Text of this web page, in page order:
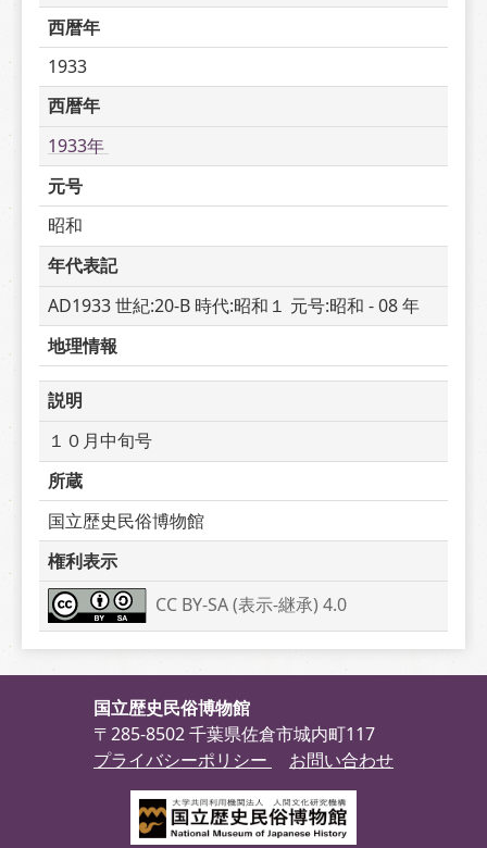
西暦年
1933
西暦年
1933年
元号
昭和
年代表記
AD1933 世紀:20-B 時代:昭和１ 元号:昭和 - 08 年
地理情報
説明
１０月中旬号
所蔵
国立歴史民俗博物館
権利表示
CC BY-SA (表示-継承) 4.0
国立歴史民俗博物館
〒285-8502 千葉県佐倉市城内町117
プライバシーポリシー
お問い合わせ